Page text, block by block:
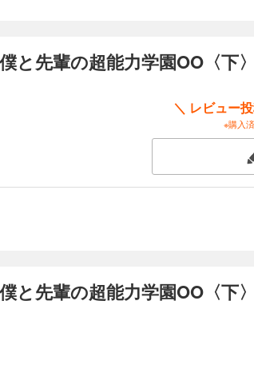
先輩の超能力学園OO〈下
＼ レビュー
※購入
先輩の超能力学園OO〈下